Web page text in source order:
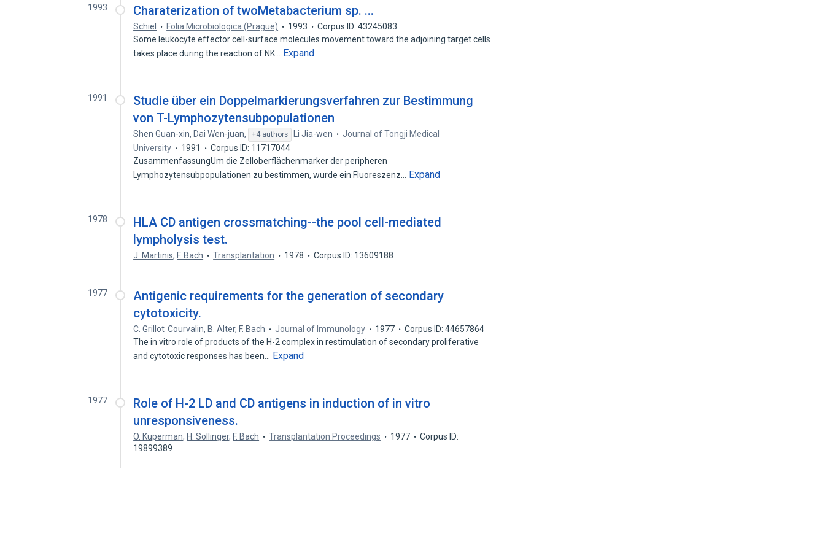
1993 Charaterization of twoMetabacterium sp. ...
Schiel Folia Microbiologica (Prague) 1993
Corpus ID: 43245083
Some leukocyte effector cell-surface molecules movement toward the adjoining target cells
takes place during the reaction of NK…
Expand
1991
Studie über ein Doppelmarkierungsverfahren zur Bestimmung
von T-Lymphozytensubpopulationen
Shen Guan-xin, Dai Wen-juan, +4 authors Li Jia-wen
Journal of Tongji Medical
University
1991
Corpus ID: 11717044
ZusammenfassungUm die Zelloberflächenmarker der peripheren
Lymphozytensubpopulationen zu bestimmen, wurde ein Fluoreszenz…
Expand
1978
HLA CD antigen crossmatching--the pool cell-mediated
lympholysis test.
J. Martinis, F. Bach Transplantation 1978 Corpus ID: 13609188
1977
Antigenic requirements for the generation of secondary
cytotoxicity.
C. Grillot‐Courvalin, B. Alter, F. Bach Journal of Immunology 1977
Corpus ID: 44657864
The in vitro role of products of the H-2 complex in restimulation of secondary proliferative
and cytotoxic responses has been…
Expand
1977
Role of H-2 LD and CD antigens in induction of in vitro
unresponsiveness.
O. Kuperman, H. Sollinger, F. Bach Transplantation Proceedings 1977
Corpus ID:
19899389